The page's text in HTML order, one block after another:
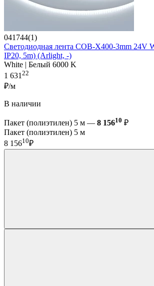
041744(1)
Светодиодная лента COB-X400-3mm 24V
IP20, 5m) (Arlight, -)
White | Белый 6000 K
1 631 22
₽/м
В наличии
Пакет (полиэтилен) 5 м — 8 15610 ₽
Пакет (полиэтилен) 5 м
8 15610₽